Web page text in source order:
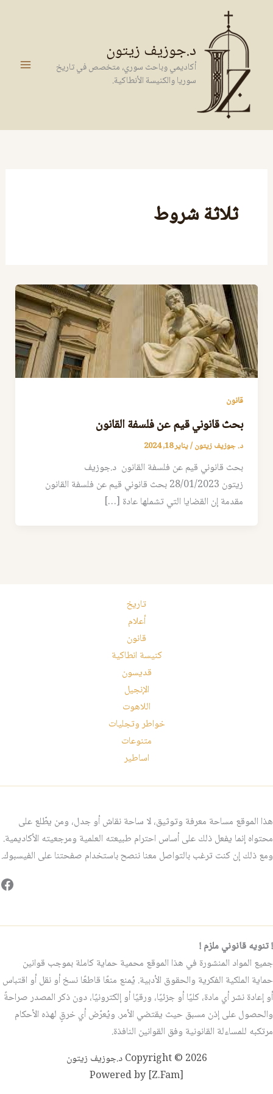
المحتوى
د.جوزيف زيتون
أكاديمي وباحث سوري، متخصص في تاريخ
سوريا والكنيسة الأنطاكية.
ثلاثة شروط
قانون
بحث قانوني قيم عن فلسفة القانون
د. جوزيف زيتون/يناير 18, 2024
بحث قانوني قيم عن فلسفة القانون د.جوزيف
زيتون 28/01/2023 بحث قانوني قيم عن فلسفة القانون
مقدمة إن القضايا التي تشملها عادة […]
تاريخ
أعلام
قانون
كنيسة انطاكية
قديسون
الإنجيل
اللاهوت
خواطر وتجليات
متنوعات
اساطير
هذا الموقع مساحة معرفة وتوثيق، لا ساحة نقاش أو جدل، ومن يطّلع على
محتواه إنما يفعل ذلك على أساس احترام طبيعته العلمية ومرجعيته الأكاديمية.
ومع ذلك إن كنت ترغب بالتواصل معنا ننصح باستخدام صفحتنا على الفيسبوك.
! تنويه قانوني ملزم !
جميع المواد المنشورة في هذا الموقع محمية حماية كاملة بموجب قوانين
حماية الملكية الفكرية والحقوق الأدبية. يُمنع منعًا قاطعًا نسخ أو نقل أو اقتباس
أو إعادة نشر أي مادة، كليًا أو جزئيًا، ورقيًا أو إلكترونيًا، دون ذكر المصدر صراحةً
والحصول على إذن مسبق حيث يقتضي الأمر. ويُعرّض أي خرقٍ لهذه الأحكام
مرتكبه للمساءلة القانونية وفق القوانين النافذة.
Copyright © 2026 د.جوزيف زيتون
Powered by [Z.Fam]